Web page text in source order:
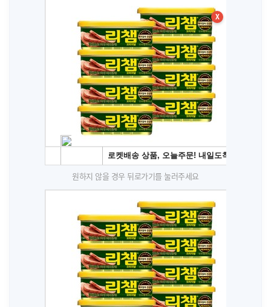
X
원하지 않을 경우 뒤로가기를 눌러주세요